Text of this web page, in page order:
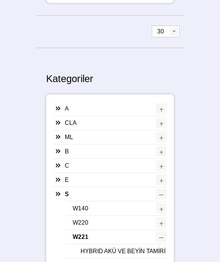
30
Kategoriler
A +
CLA +
ML +
B +
C +
E +
S –
W140 +
W220 +
W221 –
HYBRID AKÜ VE BEYİN TAMİRİ